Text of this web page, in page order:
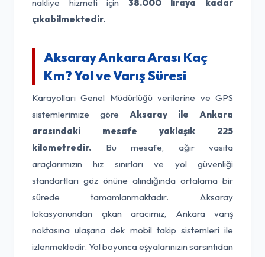
nakliye hizmeti için 38.000 liraya kadar
çıkabilmektedir.
Aksaray Ankara Arası Kaç
Km? Yol ve Varış Süresi
Karayolları Genel Müdürlüğü verilerine ve GPS
sistemlerimize göre Aksaray ile Ankara
arasındaki mesafe yaklaşık 225
kilometredir. Bu mesafe, ağır vasıta
araçlarımızın hız sınırları ve yol güvenliği
standartları göz önüne alındığında ortalama bir
sürede tamamlanmaktadır. Aksaray
lokasyonundan çıkan aracımız, Ankara varış
noktasına ulaşana dek mobil takip sistemleri ile
izlenmektedir. Yol boyunca eşyalarınızın sarsıntıdan